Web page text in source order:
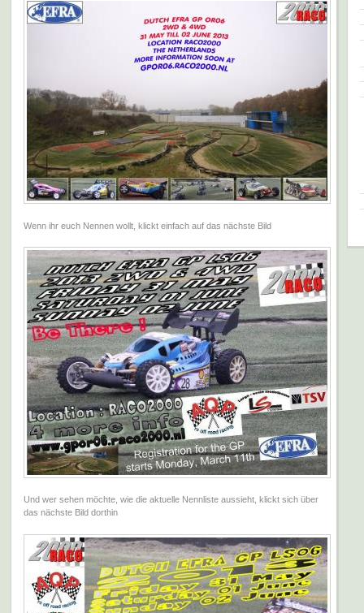
Wenn ihr euch Nennen wollt, klickt einfach auf das nächste Bild
Und wer sehen möchte, wie die aktuelle Nennliste aussieht, klickt sich über
das nächste Bild dorthin